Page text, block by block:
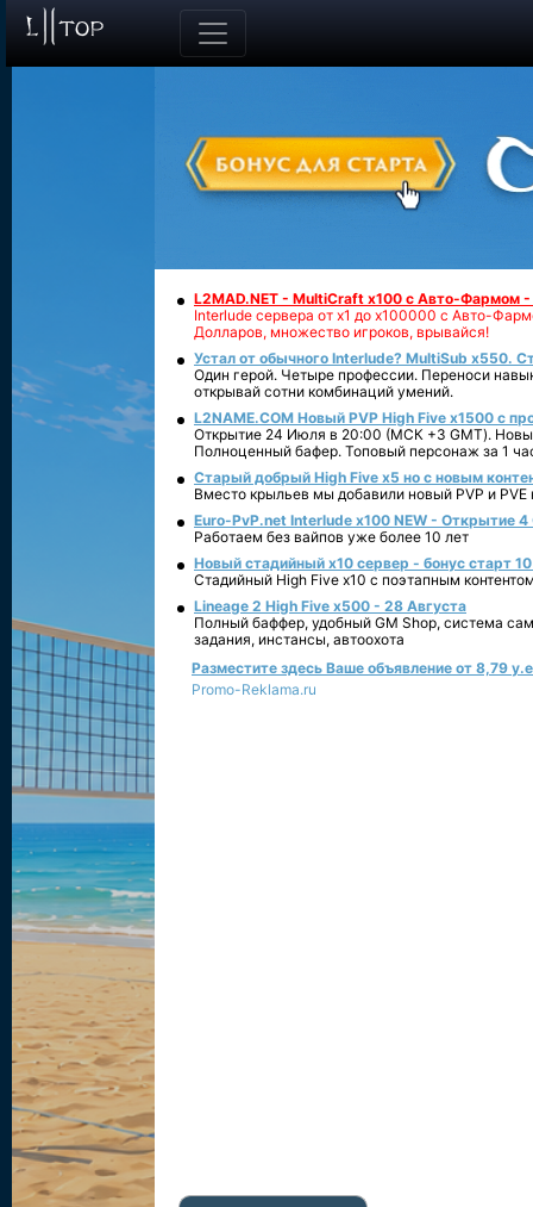
L2MAD.NET - MultiCraft x100 с Авто-Фармом
Interlude сервера от х1 до х100000 с Авто-
Долларов, множество игроков, врывайся!
Устал от обычного Interlude? MultiSub x550.
Один герой. Четыре профессии. Переноси
открывай сотни комбинаций умений.
L2NAME.COM Новый PVP High Five x1500 с
Открытие 24 Июля в 20:00 (МСК +3 GMT).
Полноценный бафер. Топовый персонаж за 1
Старый добрый High Five x5 но с новым
Вместо крыльев мы добавили новый PVP и PVE
Euro-PvP.net Interlude х100 NEW - Открытие 4
Работаем без вайпов уже более 10 лет
Новый стадийный х10 сервер - бонус старт
Стадийный High Five x10 с поэтапным
Lineage 2 High Five x500 - 28 Августа
Полный баффер, удобный GM Shop, система
задания, инстансы, автоохота
Разместите здесь Ваше объявление от 8,79
Promo-Reklama.ru